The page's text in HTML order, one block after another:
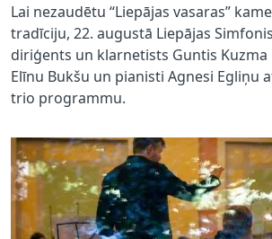
Lai nezaudētu “Liepājas vasaras”
tradīciju, 22. augustā Liepājas
diriģents un klarnetists Guntis
Elīnu Bukšu un pianisti Agnesi Egliņu
trio programmu.